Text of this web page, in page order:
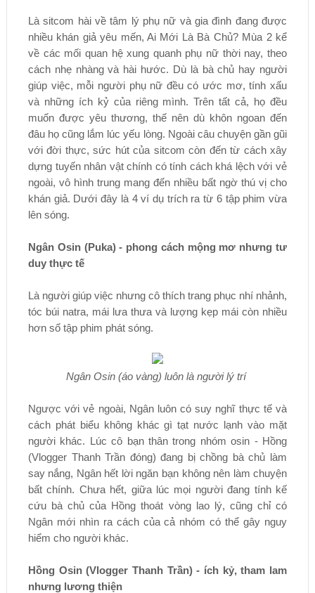
Là sitcom hài về tâm lý phụ nữ và gia đình đang được
nhiều khán giả yêu mến, Ai Mới Là Bà Chủ? Mùa 2 kể
về các mối quan hệ xung quanh phụ nữ thời nay, theo
cách nhẹ nhàng và hài hước. Dù là bà chủ hay người
giúp việc, mỗi người phụ nữ đều có ước mơ, tính xấu
và những ích kỷ của riêng mình. Trên tất cả, họ đều
muốn được yêu thương, thế nên dù khôn ngoan đến
đâu họ cũng lắm lúc yếu lòng. Ngoài câu chuyện gần gũi
với đời thực, sức hút của sitcom còn đến từ cách xây
dựng tuyến nhân vật chính có tính cách khá lệch với vẻ
ngoài, vô hình trung mang đến nhiều bất ngờ thú vị cho
khán giả. Dưới đây là 4 ví dụ trích ra từ 6 tập phim vừa
lên sóng.
Ngân Osin (Puka) - phong cách mộng mơ nhưng tư
duy thực tế
Là người giúp việc nhưng cô thích trang phục nhí nhảnh,
tóc búi natra, mái lưa thưa và lượng kẹp mái còn nhiều
hơn số tập phim phát sóng.
Ngân Osin (áo vàng) luôn là người lý trí
Ngược với vẻ ngoài, Ngân luôn có suy nghĩ thực tế và
cách phát biểu không khác gì tạt nước lạnh vào mặt
người khác. Lúc cô bạn thân trong nhóm osin - Hồng
(Vlogger Thanh Trần đóng) đang bị chồng bà chủ làm
say nắng, Ngân hết lời ngăn bạn không nên làm chuyện
bất chính. Chưa hết, giữa lúc mọi người đang tính kế
cứu bà chủ của Hồng thoát vòng lao lý, cũng chỉ có
Ngân mới nhìn ra cách của cả nhóm có thể gây nguy
hiểm cho người khác.
Hồng Osin (Vlogger Thanh Trần) - ích kỷ, tham lam
nhưng lương thiện